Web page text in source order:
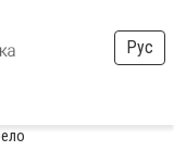
Рус